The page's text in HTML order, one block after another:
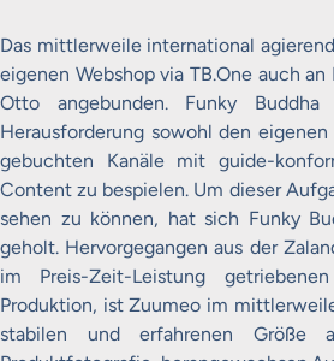
Das mittlerweile international
eigenen Webshop via TB.One auch
Otto angebunden. Funky
Herausforderung sowohl den
gebuchten Kanäle mit guide-
Content zu bespielen. Um dieser
sehen zu können, hat sich Funky
geholt. Hervorgegangen aus der
im Preis-Zeit-Leistung
Produktion, ist Zuumeo im
stabilen und erfahrenen